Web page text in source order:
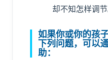
却不知怎样调节
如果你或你的孩
下列问题，可以
助：